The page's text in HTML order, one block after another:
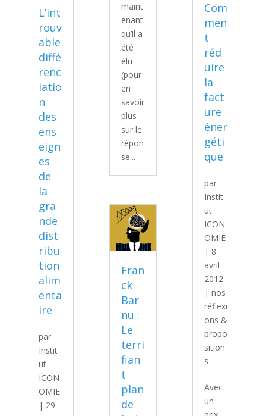
L’int
rouv
able
diffé
renc
iatio
n
des
ens
eign
es
de
la
gra
nde
dist
ribu
tion
alim
enta
ire
par
Instit
ut
ICON
OMIE
| 29
maint
enant
qu’il a
été
élu
(pour
en
savoir
plus
sur le
répon
se...
Fran
ck
Bar
nu :
Le
terri
fian
t
plan
de
Com
men
t
réd
uire
la
fact
ure
éner
géti
que
par
Instit
ut
ICON
OMIE
| 8
avril
2012
| nos
réflexi
ons &
propo
sition
s
Avec
un